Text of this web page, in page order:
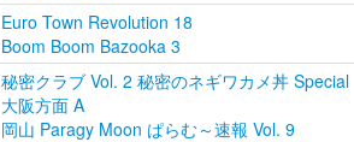
Euro Town Revolution 18
Boom Boom Bazooka 3
秘密クラブ Vol. 2 秘密のネギワカメ丼 Special
大阪方面 A
岡山 Paragy Moon ぱらむ～速報 Vol. 9